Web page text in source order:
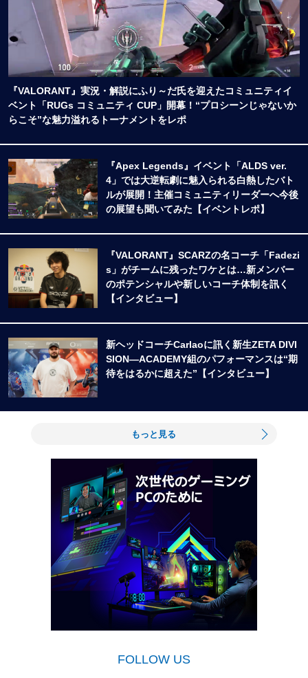
『VALORANT』実況・解説にふり～だ氏を迎えたコミュニティイ
ベント「RUGs コミュニティ CUP」開幕！“プロシーンじゃないか
らこそ”な魅力溢れるトーナメントをレポ
『Apex Legends』イベント「ALDS ver.
4」では大逆転劇に魅入られる白熱したバト
ルが展開！主催コミュニティリーダーへ今後
の展望も聞いてみた【イベントレポ】
『VALORANT』SCARZの名コーチ「Fadezi
s」がチームに残ったワケとは…新メンバー
のポテンシャルや新しいコーチ体制を訊く
【インタビュー】
新ヘッドコーチCarlaoに訊く新生ZETA DIVI
SION―ACADEMY組のパフォーマンスは“期
待をはるかに超えた”【インタビュー】
もっと見る
FOLLOW US